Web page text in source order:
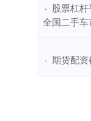
· 股票杠
全国二手
· 期货配